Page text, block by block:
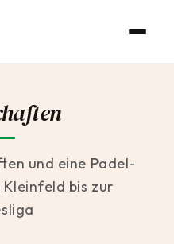
und eine Padel-
bis zur